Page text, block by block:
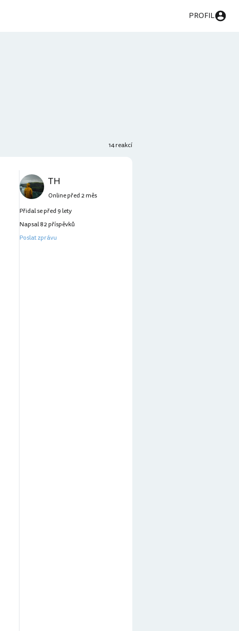
PROFIL
14 reakcí
TH
Online před 2 měs
Přidal se před 9 lety
Napsal 82 příspěvků
Poslat zprávu